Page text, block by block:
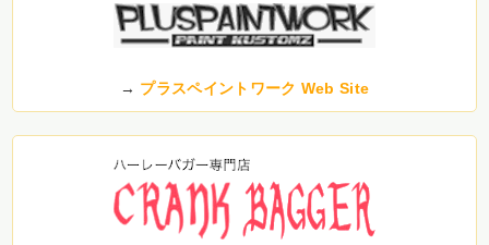
→ プラスペイントワーク Web Site